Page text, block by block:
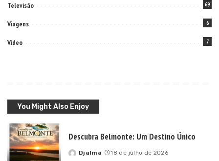
Televisão 69
Viagens 6
Video 7
You Might Also Enjoy
Descubra Belmonte: Um Destino Único
Posted
Djalma 18 de julho de 2026